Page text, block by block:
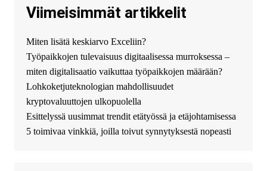
купить хавал джулиан -
http://jolion-ufa1.ru/
Появился вопрос про срочно
взять деньги? Предлагаем
безопасный источник
финансовой помощи. Вы
можете получить
финансирование в долг без
избыточных вопросов и
документов? Тогда обратитесь
Viimeisimmät artikkelit
Miten lisätä keskiarvo Exceliin?
Työpaikkojen tulevaisuus digitaalisessa murroksessa –
miten digitalisaatio vaikuttaa työpaikkojen määrään?
Lohkoketjuteknologian mahdollisuudet
kryptovaluuttojen ulkopuolella
Esittelyssä uusimmat trendit etätyössä ja etäjohtamisessa
5 toimivaa vinkkiä, joilla toivut synnytyksestä nopeasti